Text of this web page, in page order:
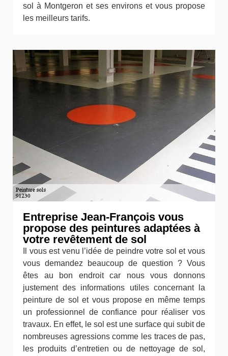
sol à Montgeron et ses environs et vous propose
les meilleurs tarifs.
Entreprise Jean-François vous
propose des peintures adaptées à
votre revêtement de sol
Il vous est venu l’idée de peindre votre sol et vous
vous demandez beaucoup de question ? Vous
êtes au bon endroit car nous vous donnons
justement des informations utiles concernant la
peinture de sol et vous propose en même temps
un professionnel de confiance pour réaliser vos
travaux. En effet, le sol est une surface qui subit de
nombreuses agressions comme les traces de pas,
les produits d’entretien ou de nettoyage de sol,